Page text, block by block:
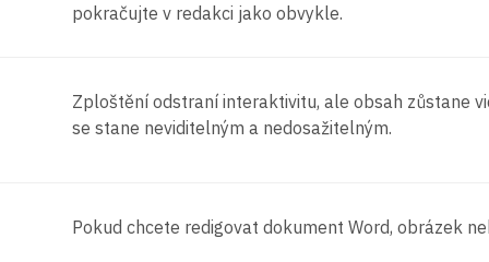
pokračujte v redakci jako obvykle.
Zploštění odstraní interaktivitu, ale obsah zůstane
se stane neviditelným a nedosažitelným.
Pokud chcete redigovat dokument Word, obrázek